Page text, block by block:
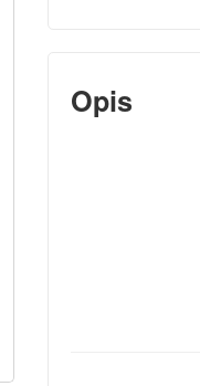
Opis